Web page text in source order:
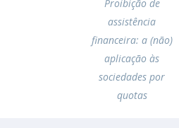
Proibição de
assistência
financeira: a (não)
aplicação às
sociedades por
quotas